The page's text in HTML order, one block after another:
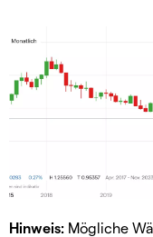
Hinweis: Mögliche